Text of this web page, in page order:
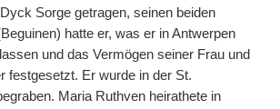
Sorge getragen, seinen beiden
hatte er, was er in Antwerpen
und das Vermögen seiner Frau und
festgesetzt. Er wurde in der St.
Maria Ruthven heirathete in